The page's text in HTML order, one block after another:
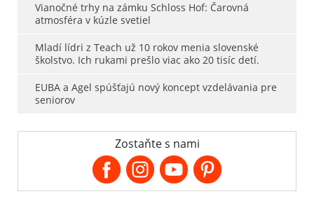
Vianočné trhy na zámku Schloss Hof: Čarovná
atmosféra v kúzle svetiel
Mladí lídri z Teach už 10 rokov menia slovenské
školstvo. Ich rukami prešlo viac ako 20 tisíc detí.
EUBA a Agel spúšťajú nový koncept vzdelávania pre
seniorov
Zostaňte s nami